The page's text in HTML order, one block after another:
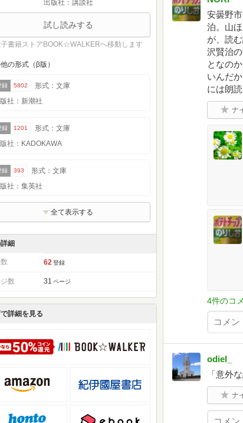
出版社：講談社
試し読みする
書籍ストアBOOK☆WALKERへ移動します
の形式（β版）
録 5802
形式：文庫
社：新潮社
録 1201
形式：文庫
社：KADOKAWA
録 393
形式：文庫
社：集英社
全て表示する
細
62 登録
数 31 ページ
詳細を見る
安曇野
泊。山
が、読
沢賢治
となの
いんだ
には朗
ナ
4件のコ
odiel_
「意外
ナ